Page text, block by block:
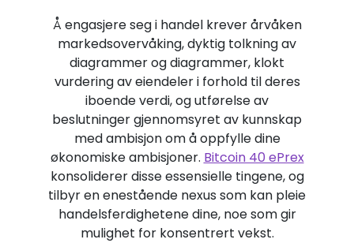
Å engasjere seg i handel krever årvåken
markedsovervåking, dyktig tolkning av
diagrammer og diagrammer, klokt
vurdering av eiendeler i forhold til deres
iboende verdi, og utførelse av
beslutninger gjennomsyret av kunnskap
med ambisjon om å oppfylle dine
økonomiske ambisjoner. Bitcoin 40 ePrex
konsoliderer disse essensielle tingene, og
tilbyr en enestående nexus som kan pleie
handelsferdighetene dine, noe som gir
mulighet for konsentrert vekst.